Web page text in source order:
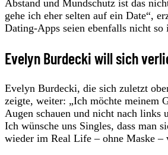
Abstand und Mundschutz ist das
gehe ich eher selten auf ein Date“,
Dating-Apps seien ebenfalls nicht so
Evelyn Burdecki will sich
Evelyn Burdecki, die sich zuletzt
zeigte, weiter: „Ich möchte meinem
Augen schauen und nicht nach links
Ich wünsche uns Singles, dass man
wieder im Real Life – ohne Maske –